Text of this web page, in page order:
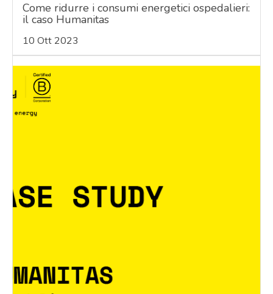
Come ridurre i consumi energetici ospedalieri:
il caso Humanitas
10 Ott 2023